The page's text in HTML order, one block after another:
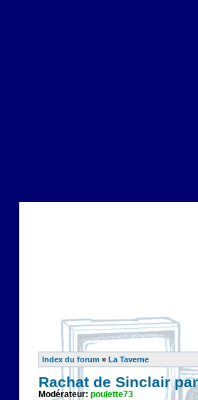
Index du forum » La Taverne
Rachat de Sinclair
Modérateur: poulette73